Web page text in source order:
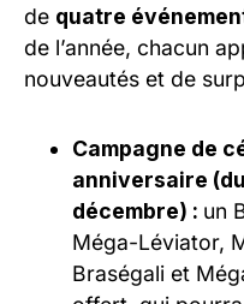
de quatre
de l’année, chacun
nouveautés et de
Campagne de
anniversaire
décembre) : un
Méga-Léviator,
Braségali et